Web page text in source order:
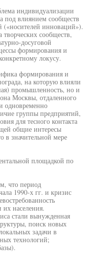
индивидуализации
под влиянием сообществ
(«носителей инноваций»).
сообществ,
досуговой
формирования и
локусу.
формирования и
на которую влияли
промышленность, но и
Москвы, отдаленного
одновременно
группы предприятий,
для тесного контакта
общие интересы
в значительной мере
площадкой по
что период
1990-х гг. и кризис
населения.
стали вынужденная
поиск новых
задачи в
технологий;